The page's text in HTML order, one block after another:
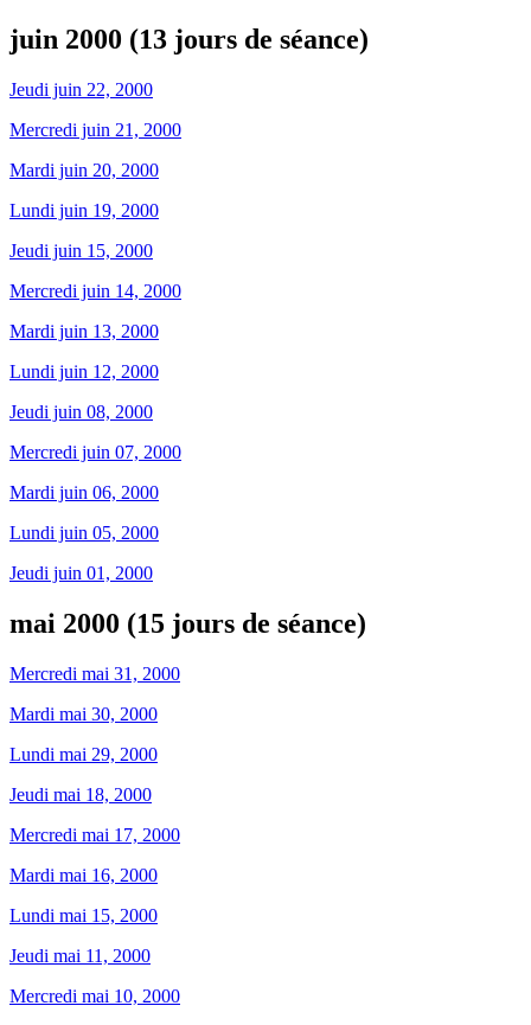
juin 2000 (13 jours de séance)
Jeudi juin 22, 2000
Mercredi juin 21, 2000
Mardi juin 20, 2000
Lundi juin 19, 2000
Jeudi juin 15, 2000
Mercredi juin 14, 2000
Mardi juin 13, 2000
Lundi juin 12, 2000
Jeudi juin 08, 2000
Mercredi juin 07, 2000
Mardi juin 06, 2000
Lundi juin 05, 2000
Jeudi juin 01, 2000
mai 2000 (15 jours de séance)
Mercredi mai 31, 2000
Mardi mai 30, 2000
Lundi mai 29, 2000
Jeudi mai 18, 2000
Mercredi mai 17, 2000
Mardi mai 16, 2000
Lundi mai 15, 2000
Jeudi mai 11, 2000
Mercredi mai 10, 2000